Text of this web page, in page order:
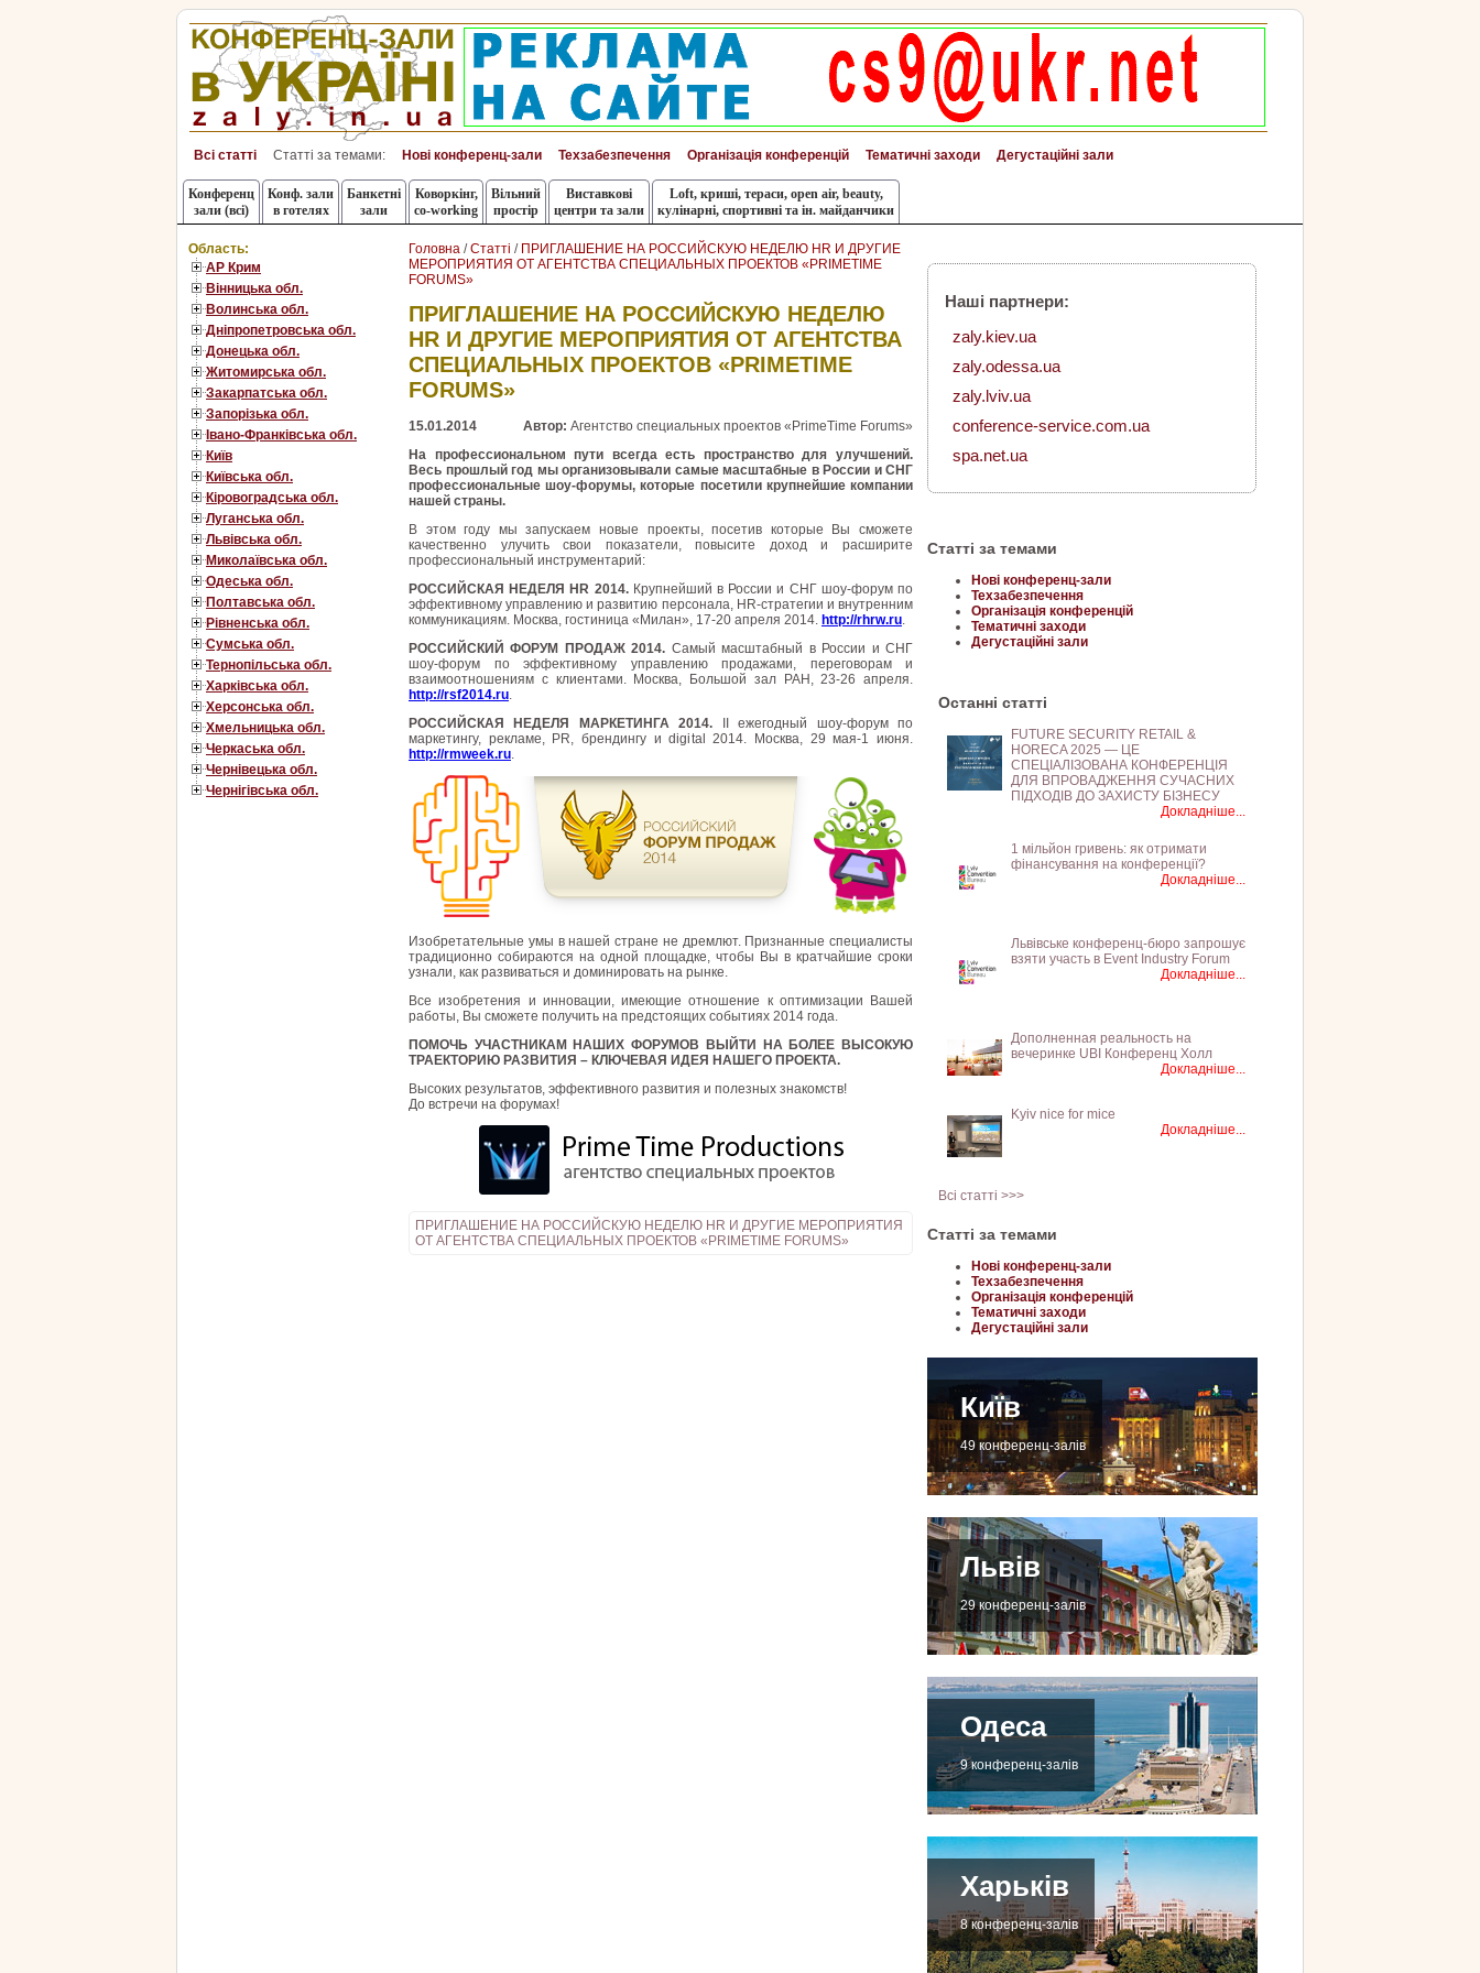
Всі статті Статті за темами: Нові конференц-зали Техзабезпечення Організація конференцій Тематичні заходи Дегустаційні зали
Конференц
зали (всі)
Конф. зали
в готелях
Банкетні
зали
Коворкінг,
co-working
Вільний
простір
Виставкові
центри та зали
Loft, криші, тераси, оpen air, beauty,
кулінарні, спортивні та ін. майданчики
Область:
АР Крим
Вінницька обл.
Волинська обл.
Дніпропетровська обл.
Донецька обл.
Житомирська обл.
Закарпатська обл.
Запорізька обл.
Івано-Франківська обл.
Київ
Київська обл.
Кіровоградська обл.
Луганська обл.
Львівська обл.
Миколаївська обл.
Одеська обл.
Полтавська обл.
Рівненська обл.
Сумська обл.
Тернопільська обл.
Харківська обл.
Херсонська обл.
Хмельницька обл.
Черкаська обл.
Чернівецька обл.
Чернігівська обл.
Головна /Статті / ПРИГЛАШЕНИЕ НА РОССИЙСКУЮ НЕДЕЛЮ HR И ДРУГИЕ
МЕРОПРИЯТИЯ ОТ АГЕНТСТВА СПЕЦИАЛЬНЫХ ПРОЕКТОВ «PRIMETIME
FORUMS»
ПРИГЛАШЕНИЕ НА РОССИЙСКУЮ НЕДЕЛЮ
HR И ДРУГИЕ МЕРОПРИЯТИЯ ОТ АГЕНТСТВА
СПЕЦИАЛЬНЫХ ПРОЕКТОВ «PRIMETIME
FORUMS»
15.01.2014 Автор: Агентство специальных проектов «PrimeTime Forums»
На профессиональном пути всегда есть пространство для улучшений.
Весь прошлый год мы организовывали самые масштабные в России и СНГ
профессиональные шоу-форумы, которые посетили крупнейшие компании
нашей страны.
В этом году мы запускаем новые проекты, посетив которые Вы сможете
качественно улучить свои показатели, повысите доход и расширите
профессиональный инструментарий:
РОССИЙСКАЯ НЕДЕЛЯ HR 2014. Крупнейший в России и СНГ шоу-форум по
эффективному управлению и развитию персонала, HR-стратегии и внутренним
коммуникациям. Москва, гостиница «Милан», 17-20 апреля 2014. http://rhrw.ru
РОССИЙСКИЙ ФОРУМ ПРОДАЖ 2014. Самый масштабный в России и СНГ
шоу-форум по эффективному управлению продажами, переговорам и
взаимоотношениям с клиентами. Москва, Большой зал РАН, 23-26 апреля.
http://rsf2014.ru
РОССИЙСКАЯ НЕДЕЛЯ МАРКЕТИНГА 2014. II ежегодный шоу-форум по
маркетингу, рекламе, PR, брендингу и digital 2014. Москва, 29 мая-1 июня.
http://rmweek.ru
Изобретательные умы в нашей стране не дремлют. Признанные специалисты
традиционно собираются на одной площадке, чтобы Вы в кратчайшие сроки
узнали, как развиваться и доминировать на рынке.
Все изобретения и инновации, имеющие отношение к оптимизации Вашей
работы, Вы сможете получить на предстоящих событиях 2014 года.
ПОМОЧЬ УЧАСТНИКАМ НАШИХ ФОРУМОВ ВЫЙТИ НА БОЛЕЕ ВЫСОКУЮ
ТРАЕКТОРИЮ РАЗВИТИЯ – КЛЮЧЕВАЯ ИДЕЯ НАШЕГО ПРОЕКТА.
Высоких результатов, эффективного развития и полезных знакомств!
До встречи на форумах!
ПРИГЛАШЕНИЕ НА РОССИЙСКУЮ НЕДЕЛЮ HR И ДРУГИЕ МЕРОПРИЯТИЯ
ОТ АГЕНТСТВА СПЕЦИАЛЬНЫХ ПРОЕКТОВ «PRIMETIME FORUMS»
Наші партнери:
zaly.kiev.ua
zaly.odessa.ua
zaly.lviv.ua
conference-service.com.ua
spa.net.ua
Статті за темами
Нові конференц-зали
Техзабезпечення
Організація конференцій
Тематичні заходи
Дегустаційні зали
Останні статті
FUTURE SECURITY RETAIL &
HORECA 2025 — ЦЕ
СПЕЦІАЛІЗОВАНА КОНФЕРЕНЦІЯ
ДЛЯ ВПРОВАДЖЕННЯ СУЧАСНИХ
ПІДХОДІВ ДО ЗАХИСТУ БІЗНЕСУ
Докладніше...
1 мільйон гривень: як отримати
фінансування на конференції?
Докладніше...
Львівське конференц-бюро запрошує
взяти участь в Event Industry Forum
Докладніше...
Дополненная реальность на
вечеринке UBI Конференц Холл
Докладніше...
Kyiv nice for mice
Докладніше...
Всі статті >>>
Статті за темами
Нові конференц-зали
Техзабезпечення
Організація конференцій
Тематичні заходи
Дегустаційні зали
Київ
49 конференц-залів
Львів
29 конференц-залів
Одеса
9 конференц-залів
Харьків
8 конференц-залів